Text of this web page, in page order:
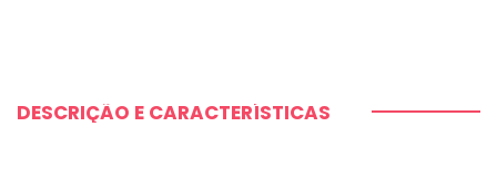
DESCRIÇÃO E CARACTERÍSTICAS